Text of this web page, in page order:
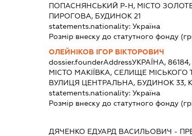
ПОПАСНЯНСЬКИЙ Р-Н, МІСТО
ПИРОГОВА, БУДИНОК 21
statements.nationality: Україна
Розмір внеску до статутного фонду
ОЛЕЙНІКОВ ІГОР ВІКТОРОВИЧ
dossier.founderAddressУКРАЇНА,
МІСТО МАКІЇВКА, СЕЛИЩЕ
ВУЛИЦЯ ЦЕНТРАЛЬНА, БУДИНОК 33,
statements.nationality: Україна
Розмір внеску до статутного фонду
ДЯЧЕНКО ЕДУАРД ВАСИЛЬОВИЧ -